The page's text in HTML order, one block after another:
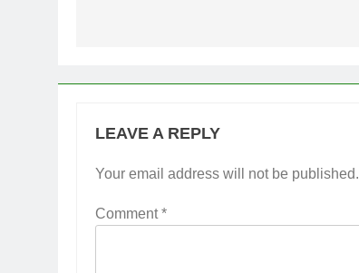
LEAVE A REPLY
Your email address will not be published.
Comment*